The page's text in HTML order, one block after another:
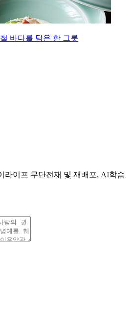
바다를 담은 한 그릇
이프 무단전재 및 재배포, AI학습